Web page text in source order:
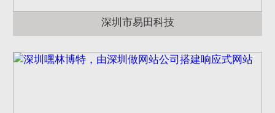
深圳市易田科技